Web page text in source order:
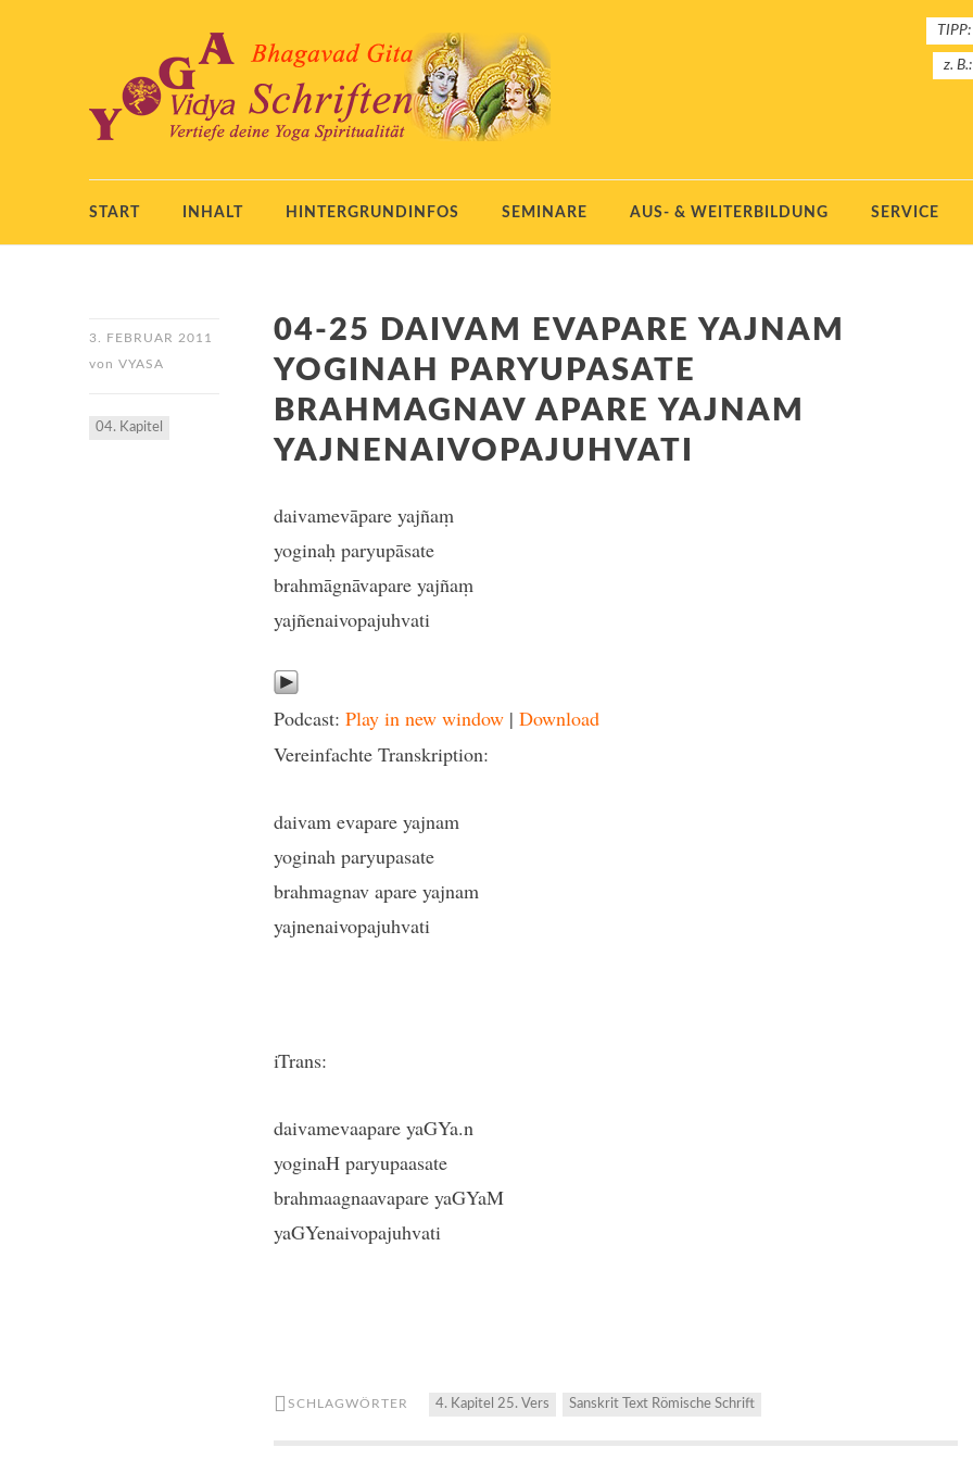
z.
START INHALT HINTERGRUNDINFOS SEMINARE AUS- & WEITERBILDUNG SERVICE
3. FEBRUAR 2011
von VYASA
04. Kapitel
04-25 DAIVAM EVAPARE YAJNAM
YOGINAH PARYUPASATE
BRAHMAGNAV APARE YAJNAM
YAJNENAIVOPAJUHVATI
daivamevāpare yajñaṃ
yoginaḥ paryupāsate
brahmāgnāvapare yajñaṃ
yajñenaivopajuhvati
Podcast:Play in new window |Download
Vereinfachte Transkription:
daivam evapare yajnam
yoginah paryupasate
brahmagnav apare yajnam
yajnenaivopajuhvati
iTrans:
daivamevaapare yaGYa.n
yoginaH paryupaasate
brahmaagnaavapare yaGYaM
yaGYenaivopajuhvati
SCHLAGWÖRTER 4. Kapitel 25. Vers Sanskrit Text Römische Schrift